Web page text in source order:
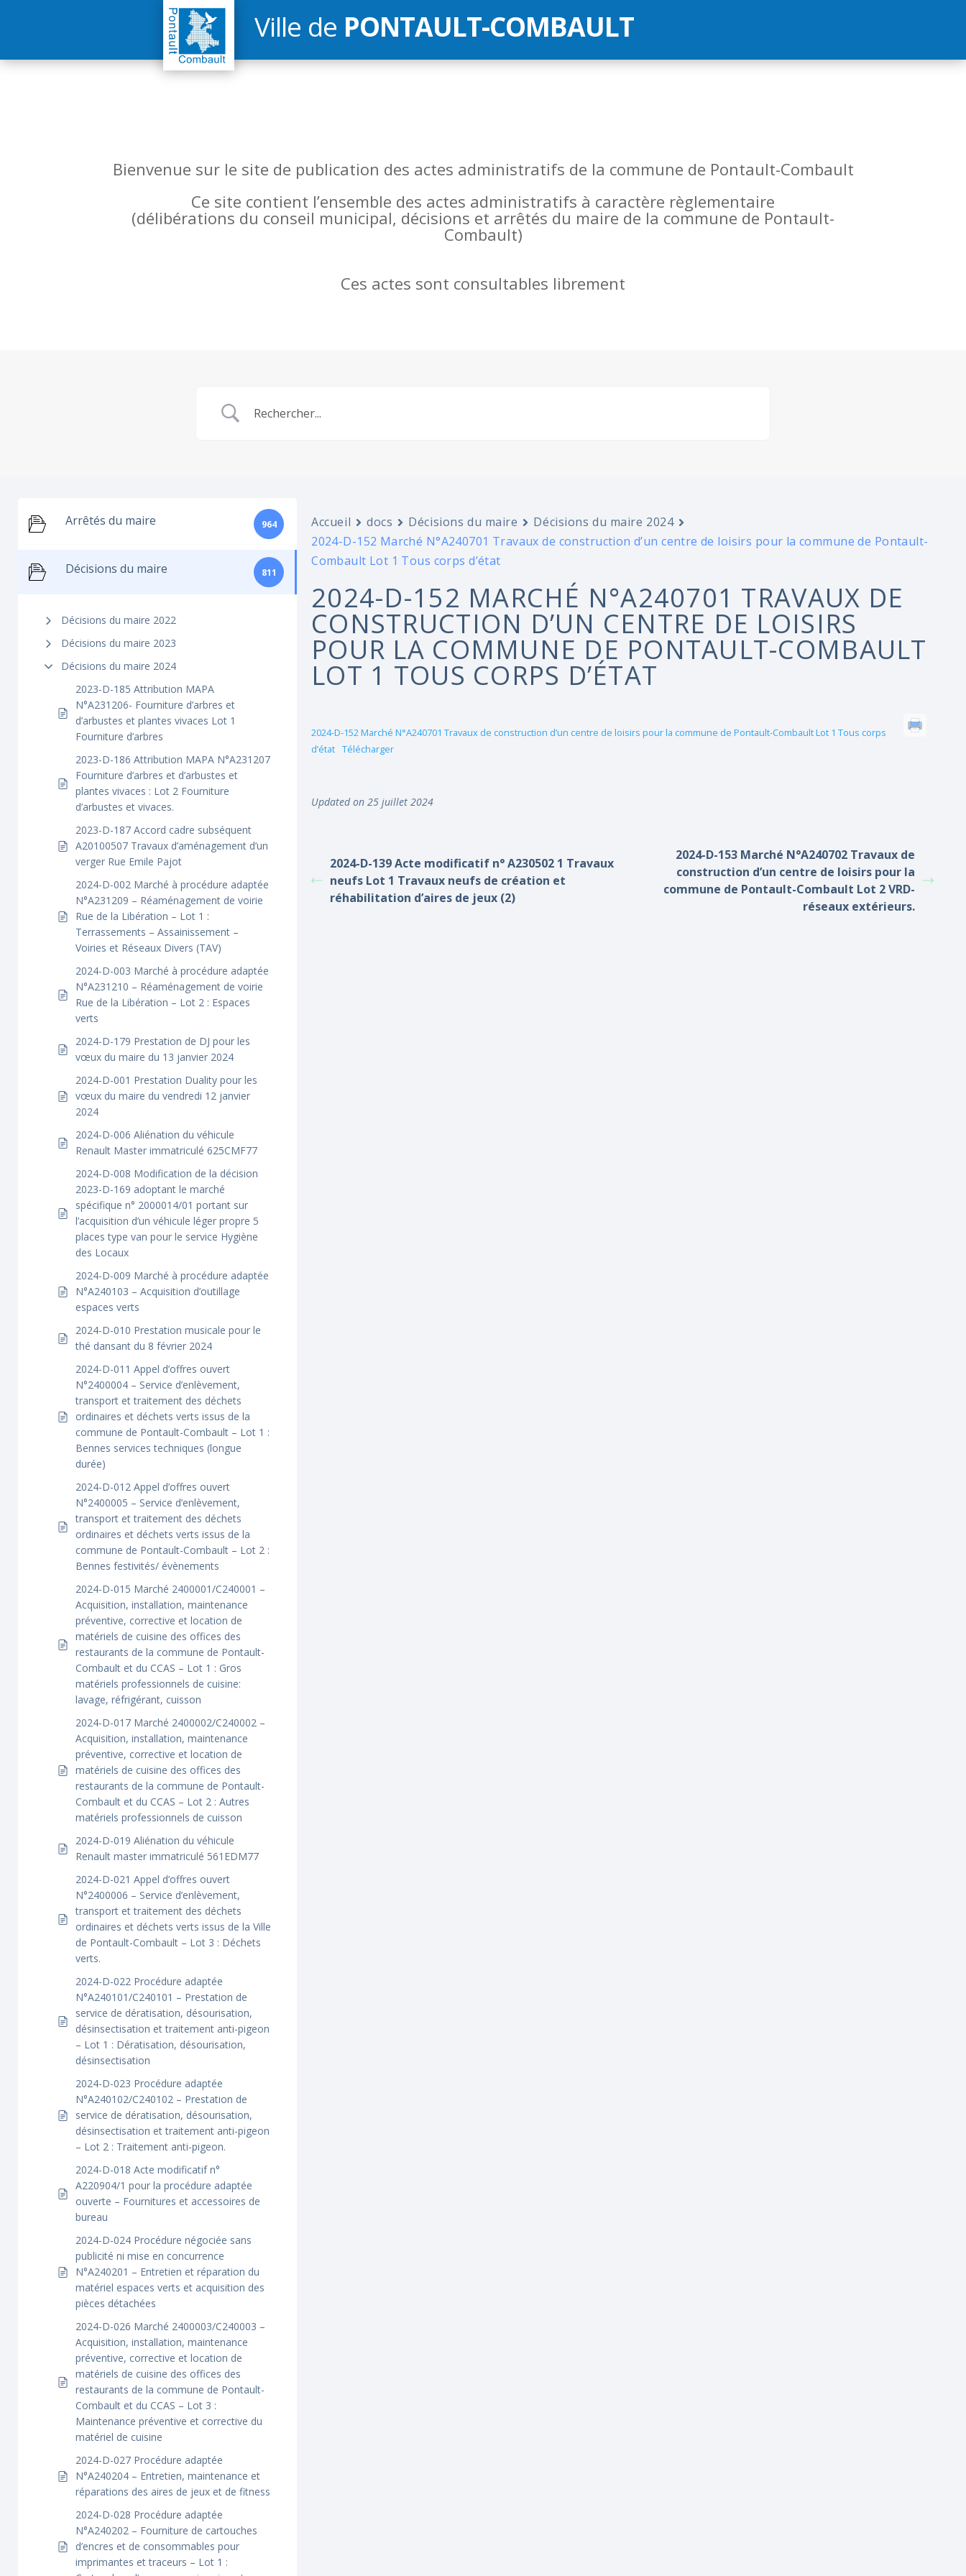
Ville de PONTAULT-COMBAULT
Bienvenue sur le site de publication des actes administratifs de la commune de Pontault-Combault
Ce site contient l’ensemble des actes administratifs à caractère règlementaire
(délibérations du conseil municipal, décisions et arrêtés du maire de la commune de Pontault-
Combault)
Ces actes sont consultables librement
Arrêtés du maire 964
Décisions du maire 811
Décisions du maire 2022
Décisions du maire 2023
Décisions du maire 2024
2023-D-185 Attribution MAPA
N°A231206- Fourniture d’arbres et
d’arbustes et plantes vivaces Lot 1
Fourniture d’arbres
2023-D-186 Attribution MAPA N°A231207
Fourniture d’arbres et d’arbustes et
plantes vivaces : Lot 2 Fourniture
d’arbustes et vivaces.
2023-D-187 Accord cadre subséquent
A20100507 Travaux d’aménagement d’un
verger Rue Emile Pajot
2024-D-002 Marché à procédure adaptée
N°A231209 – Réaménagement de voirie
Rue de la Libération – Lot 1 :
Terrassements – Assainissement –
Voiries et Réseaux Divers (TAV)
2024-D-003 Marché à procédure adaptée
N°A231210 – Réaménagement de voirie
Rue de la Libération – Lot 2 : Espaces
verts
2024-D-179 Prestation de DJ pour les
vœux du maire du 13 janvier 2024
2024-D-001 Prestation Duality pour les
vœux du maire du vendredi 12 janvier
2024
2024-D-006 Aliénation du véhicule
Renault Master immatriculé 625CMF77
2024-D-008 Modification de la décision
2023-D-169 adoptant le marché
spécifique n° 2000014/01 portant sur
l’acquisition d’un véhicule léger propre 5
places type van pour le service Hygiène
des Locaux
2024-D-009 Marché à procédure adaptée
N°A240103 – Acquisition d’outillage
espaces verts
2024-D-010 Prestation musicale pour le
thé dansant du 8 février 2024
2024-D-011 Appel d’offres ouvert
N°2400004 – Service d’enlèvement,
transport et traitement des déchets
ordinaires et déchets verts issus de la
commune de Pontault-Combault – Lot 1 :
Bennes services techniques (longue
durée)
2024-D-012 Appel d’offres ouvert
N°2400005 – Service d’enlèvement,
transport et traitement des déchets
ordinaires et déchets verts issus de la
commune de Pontault-Combault – Lot 2 :
Bennes festivités/ évènements
2024-D-015 Marché 2400001/C240001 –
Acquisition, installation, maintenance
préventive, corrective et location de
matériels de cuisine des offices des
restaurants de la commune de Pontault-
Combault et du CCAS – Lot 1 : Gros
matériels professionnels de cuisine:
lavage, réfrigérant, cuisson
2024-D-017 Marché 2400002/C240002 –
Acquisition, installation, maintenance
préventive, corrective et location de
matériels de cuisine des offices des
restaurants de la commune de Pontault-
Combault et du CCAS – Lot 2 : Autres
matériels professionnels de cuisson
2024-D-019 Aliénation du véhicule
Renault master immatriculé 561EDM77
2024-D-021 Appel d’offres ouvert
N°2400006 – Service d’enlèvement,
transport et traitement des déchets
ordinaires et déchets verts issus de la Ville
de Pontault-Combault – Lot 3 : Déchets
verts.
2024-D-022 Procédure adaptée
N°A240101/C240101 – Prestation de
service de dératisation, désourisation,
désinsectisation et traitement anti-pigeon
– Lot 1 : Dératisation, désourisation,
désinsectisation
2024-D-023 Procédure adaptée
N°A240102/C240102 – Prestation de
service de dératisation, désourisation,
désinsectisation et traitement anti-pigeon
– Lot 2 : Traitement anti-pigeon.
2024-D-018 Acte modificatif n°
A220904/1 pour la procédure adaptée
ouverte – Fournitures et accessoires de
bureau
2024-D-024 Procédure négociée sans
publicité ni mise en concurrence
N°A240201 – Entretien et réparation du
matériel espaces verts et acquisition des
pièces détachées
2024-D-026 Marché 2400003/C240003 –
Acquisition, installation, maintenance
préventive, corrective et location de
matériels de cuisine des offices des
restaurants de la commune de Pontault-
Combault et du CCAS – Lot 3 :
Maintenance préventive et corrective du
matériel de cuisine
2024-D-027 Procédure adaptée
N°A240204 – Entretien, maintenance et
réparations des aires de jeux et de fitness
2024-D-028 Procédure adaptée
N°A240202 – Fourniture de cartouches
d’encres et de consommables pour
imprimantes et traceurs – Lot 1 :
Accueil docs Décisions du maire
Décisions du maire 2024
2024-D-152 Marché N°A240701 Travaux de construction d’un centre de loisirs pour la commune de Pontault-
Combault Lot 1 Tous corps d’état
2024-D-152 MARCHÉ N°A240701 TRAVAUX DE
CONSTRUCTION D’UN CENTRE DE LOISIRS
POUR LA COMMUNE DE PONTAULT-COMBAULT
LOT 1 TOUS CORPS D’ÉTAT
2024-D-152 Marché N°A240701 Travaux de construction d’un centre de loisirs pour la commune de Pontault-Combault Lot 1 Tous corps
d’état Télécharger
Updated on 25 juillet 2024
2024-D-139 Acte modificatif n° A230502 1 Travaux
neufs Lot 1 Travaux neufs de création et
réhabilitation d’aires de jeux (2)
2024-D-153 Marché N°A240702 Travaux de
construction d’un centre de loisirs pour la
commune de Pontault-Combault Lot 2 VRD-
réseaux extérieurs.